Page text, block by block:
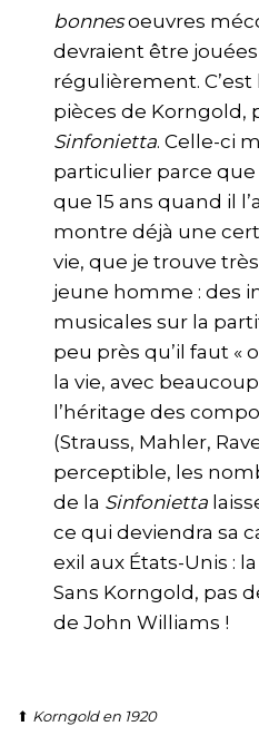
bonnesoeuvres
devraient être
régulièrement.
pièces de Korngold,
Sinfonietta. Celle-ci
particulier parce que
que 15 ans quand il
montre déjà une
vie, que je trouve
jeune homme : des
musicales sur la
peu près qu’il faut «
la vie, avec beaucoup
l’héritage des
(Strauss, Mahler,
perceptible, les
de la Sinfonietta
ce qui deviendra sa
exil aux États-Unis :
Sans Korngold, pas
de John Williams !
⬆ Korngold en 1920